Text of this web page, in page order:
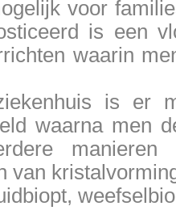
voor
is een
waarin
is er
waarna men
manieren
van